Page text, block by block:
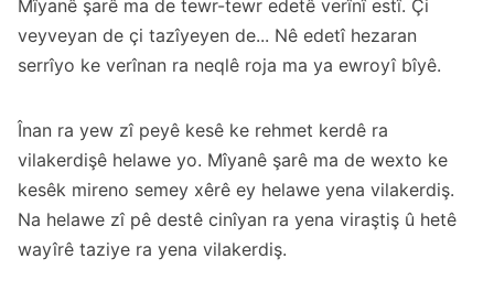
Mîyanê şarê ma de tewr-tewr edetê verînî estî. Çi
veyveyan de çi tazîyeyen de... Nê edetî hezaran
serrîyo ke verînan ra neqlê roja ma ya ewroyî bîyê.
Înan ra yew zî peyê kesê ke rehmet kerdê ra
vilakerdişê helawe yo. Mîyanê şarê ma de wexto ke
kesêk mireno semey xêrê ey helawe yena vilakerdiş.
Na helawe zî pê destê cinîyan ra yena viraştiş û hetê
wayîrê taziye ra yena vilakerdiş.